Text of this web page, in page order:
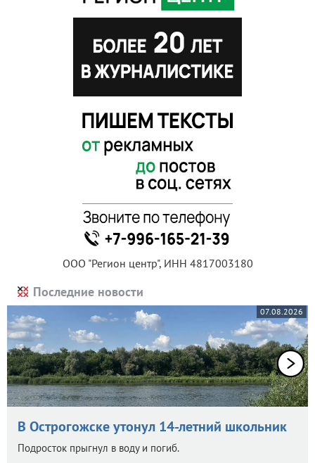
ООО "Регион центр", ИНН 4817003180
Последние новости
07.08.2026
В Острогожске утонул 14-летний школьник
Подросток прыгнул в воду и погиб.